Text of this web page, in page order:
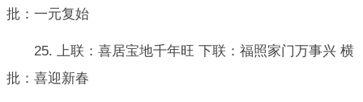
批：一元复始
25. 上联：喜居宝地千年旺 下联：福照家门万事兴 横
批：喜迎新春